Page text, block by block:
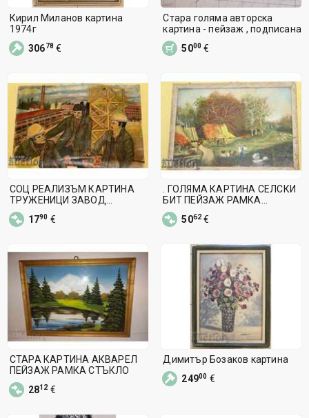
Кирил Миланов картина
1974г
30678 €
Стара голяма авторска
картина - пейзаж , подписана
5000 €
СОЦ РЕАЛИЗЪМ КАРТИНА
ТРУЖЕНИЦИ ЗАВОД
ВАТЕНКА КАСКА
РАБОТНИЦИ
1790 €
. ГОЛЯМА КАРТИНА СЕЛСКИ
БИТ ПЕЙЗАЖ РАМКА
СТЪКЛО
5062€
СТАРА КАРТИНА АКВАРЕЛ
ПЕЙЗАЖ РАМКА СТЪКЛО
2812€
Димитър Бозаков картина
24900 €